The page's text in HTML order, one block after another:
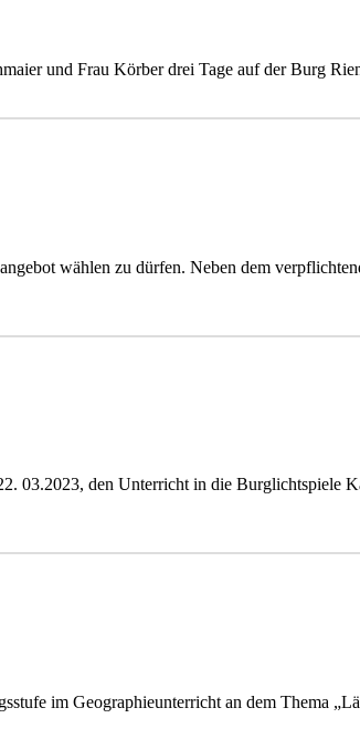
und Frau Körber drei Tage auf der Burg
wählen zu dürfen. Neben dem
03.2023, den Unterricht in die Burglichtspiele
im Geographieunterricht an dem Thema